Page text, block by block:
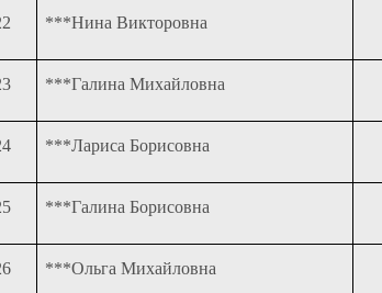
***Нина Викторовна
***Галина Михайловна
***Лариса Борисовна
***Галина Борисовна
***Ольга Михайловна